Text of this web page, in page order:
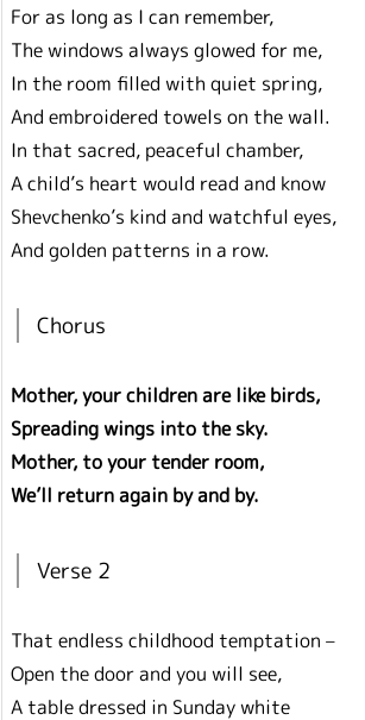
For as long as I can remember,
The windows always glowed for me,
In the room filled with quiet spring,
And embroidered towels on the wall.
In that sacred, peaceful chamber,
A child’s heart would read and know
Shevchenko’s kind and watchful eyes,
And golden patterns in a row.
Chorus
Mother, your children are like birds,
Spreading wings into the sky.
Mother, to your tender room,
We’ll return again by and by.
Verse 2
That endless childhood temptation –
Open the door and you will see,
A table dressed in Sunday white